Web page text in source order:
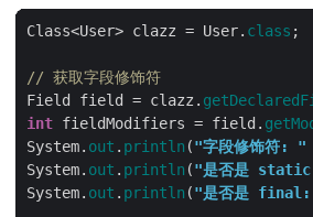
Class<User> clazz = User. class
// 获取字段修饰符
Field field = clazz.
int fieldModifiers = field.
System. out . println ("字段修饰符: "
System. out . println ("是否是
System. out . println ("是否是